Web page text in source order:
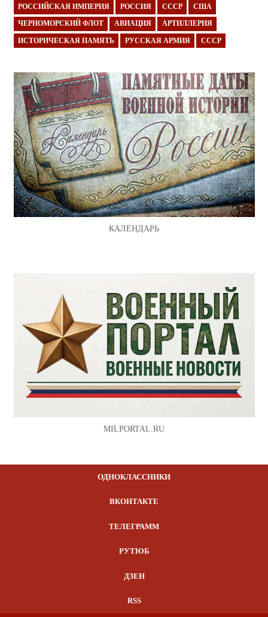
РОССИЙСКАЯ ИМПЕРИЯ РОССИЯ СССР США
ЧЕРНОМОРСКИЙ ФЛОТ АВИАЦИЯ АРТИЛЛЕРИЯ
ИСТОРИЧЕСКАЯ ПАМЯТЬ РУССКАЯ АРМИЯ СССР
КАЛЕНДАРЬ
MILPORTAL.RU
ОДНОКЛАССНИКИ
ВКОНТАКТЕ
ТЕЛЕГРАММ
РУТЮБ
ДЗЕН
RSS